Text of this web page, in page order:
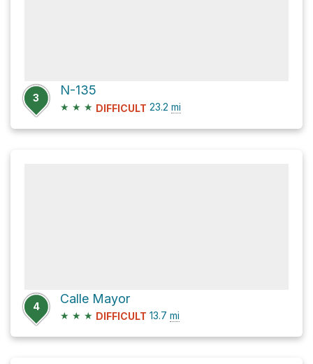
3
N-135
★ ★ ★ DIFFICULT 23.2 mi
4
Calle Mayor
★ ★ ★ DIFFICULT 13.7 mi